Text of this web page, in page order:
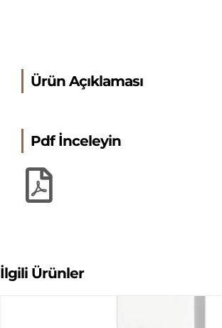
Ürün Açıklaması
Pdf İnceleyin
İlgili Ürünler